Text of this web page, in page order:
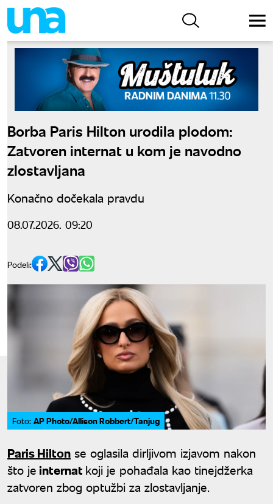
Borba Paris Hilton urodila plodom:
Zatvoren internat u kom je navodno
zlostavljana
Konačno dočekala pravdu
08.07.2026. 09:20
Podeli:
Foto: AP Photo/Allison Robbert/Tanjug
Paris Hilton se oglasila dirljivom izjavom nakon
što je internat koji je pohađala kao tinejdžerka
zatvoren zbog optužbi za zlostavljanje.